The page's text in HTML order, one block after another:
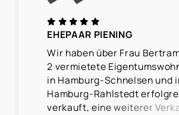
EHEPAAR PIENING
Wir haben über Frau
2 vermietete
in Hamburg-Schnelsen und
Hamburg-Rahlstedt
verkauft, eine weiterer